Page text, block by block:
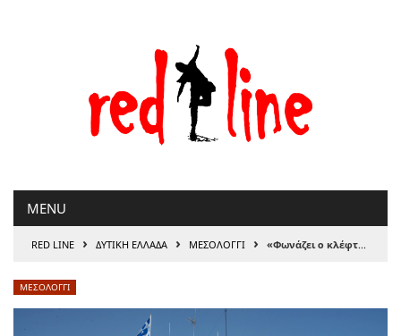
MENU
RED LINE › ΔΥΤΙΚΗ ΕΛΛΑΔΑ › ΜΕΣΟΛΟΓΓΙ › «Φωνάζει ο κλέφτης…» κε Λύρο, κατά τη λαϊκή ρήση
ΜΕΣΟΛΟΓΓΙ